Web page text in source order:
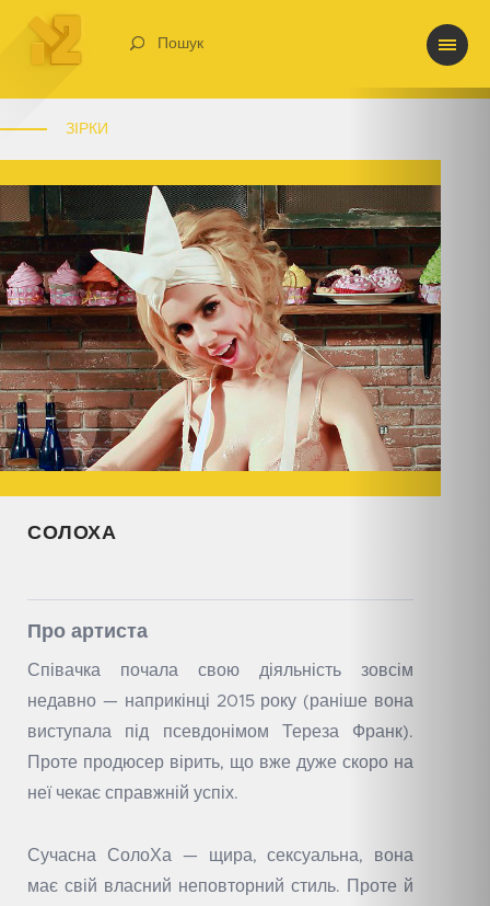
Пошук
ЗІРКИ
СОЛОХА
Про артиста
Співачка почала свою діяльність зовсім
недавно — наприкінці 2015 року (раніше вона
виступала під псевдонімом Тереза Франк).
Проте продюсер вірить, що вже дуже скоро на
неї чекає справжній успіх.
Сучасна СолоХа — щира, сексуальна, вона
має свій власний неповторний стиль. Проте й